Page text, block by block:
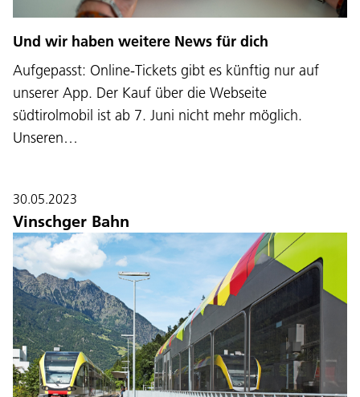
Und wir haben weitere News für dich
Aufgepasst: Online-Tickets gibt es künftig nur auf
unserer App. Der Kauf über die Webseite
südtirolmobil ist ab 7. Juni nicht mehr möglich.
Unseren…
30.05.2023
Vinschger Bahn